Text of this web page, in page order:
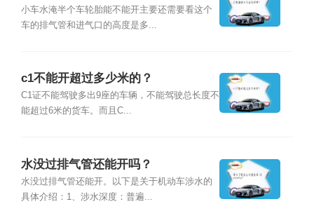
小车水淹半个车轮胎能不能开主要还需要看这个
车的排气管和进气口的高度是多...
c1不能开超过多少米的？
C1证不能驾驶多出9座的车辆，不能驾驶总长度不
能超过6米的货车。而且C...
水没过排气管还能开吗？
水没过排气管还能开。以下是关于机动车涉水的
具体介绍：1、涉水深度：普遍...